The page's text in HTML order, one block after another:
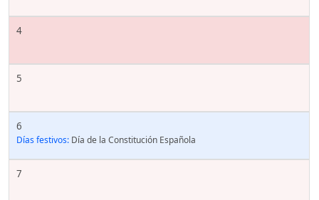
4
5
6
Días festivos: Día de la Constitución Española
7